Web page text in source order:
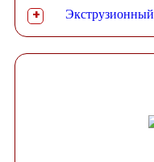
Экструзионный
+